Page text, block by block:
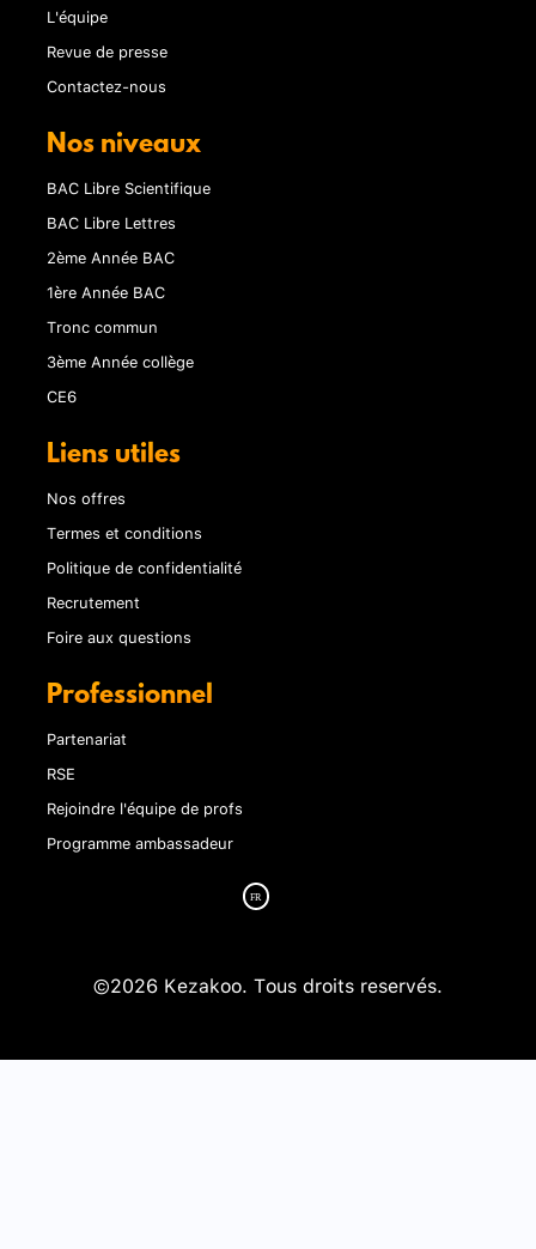
L'équipe
Revue de presse
Contactez-nous
Nos niveaux
BAC Libre Scientifique
BAC Libre Lettres
2ème Année BAC
1ère Année BAC
Tronc commun
3ème Année collège
CE6
Liens utiles
Nos offres
Termes et conditions
Politique de confidentialité
Recrutement
Foire aux questions
Professionnel
Partenariat
RSE
Rejoindre l'équipe de profs
Programme ambassadeur
©2026 Kezakoo. Tous droits reservés.